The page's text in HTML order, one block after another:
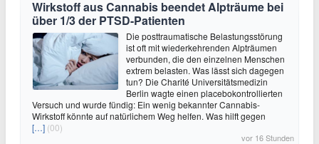
Wirkstoff aus Cannabis beendet Alpträume bei
über 1/3 der PTSD-Patienten
Die posttraumatische Belastungsstörung
ist oft mit wiederkehrenden Alpträumen
verbunden, die den einzelnen Menschen
extrem belasten. Was lässt sich dagegen
tun? Die Charité Universitätsmedizin
Berlin wagte einen placebokontrollierten
Versuch und wurde fündig: Ein wenig bekannter Cannabis-
Wirkstoff könnte auf natürlichem Weg helfen. Was hilft gegen
[…] (00)
vor 16 Stunden